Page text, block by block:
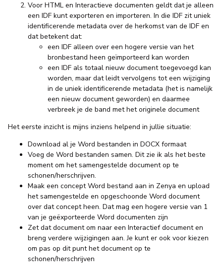
Voor HTML en Interactieve documenten geldt dat je alleen
een IDF kunt exporteren en importeren. In die IDF zit uniek
identificerende metadata over de herkomst van de IDF en
dat betekent dat:
een IDF alleen over een hogere versie van het
bronbestand heen geïmporteerd kan worden
een IDF als totaal nieuw document toegevoegd kan
worden, maar dat leidt vervolgens tot een wijziging
in de uniek identificerende metadata (het is namelijk
een nieuw document geworden) en daarmee
verbreek je de band met het originele document
Het eerste inzicht is mijns inziens helpend in jullie situatie:
Download al je Word bestanden in DOCX formaat
Voeg de Word bestanden samen. Dit zie ik als het beste
moment om het samengestelde document op te
schonen/herschrijven.
Maak een concept Word bestand aan in Zenya en upload
het samengestelde en opgeschoonde Word document
over dat concept heen. Dat mag een hogere versie van 1
van je geëxporteerde Word documenten zijn
Zet dat document om naar een Interactief document en
breng verdere wijzigingen aan. Je kunt er ook voor kiezen
om pas op dit punt het document op te
schonen/herschrijven